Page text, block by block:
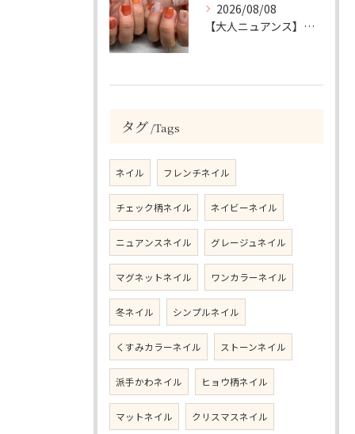
2026/08/08
【大人ニュアンス】マグネット×ぷっくりミラーのニュアンスデザイン
タグ Tags
ネイル フレンチネイル
チェック柄ネイル ネイビーネイル
ニュアンスネイル グレージュネイル
マグネットネイル ワンカラーネイル
冬ネイル シンプルネイル
くすみカラーネイル ストーンネイル
派手かわネイル ヒョウ柄ネイル
マットネイル クリスマスネイル